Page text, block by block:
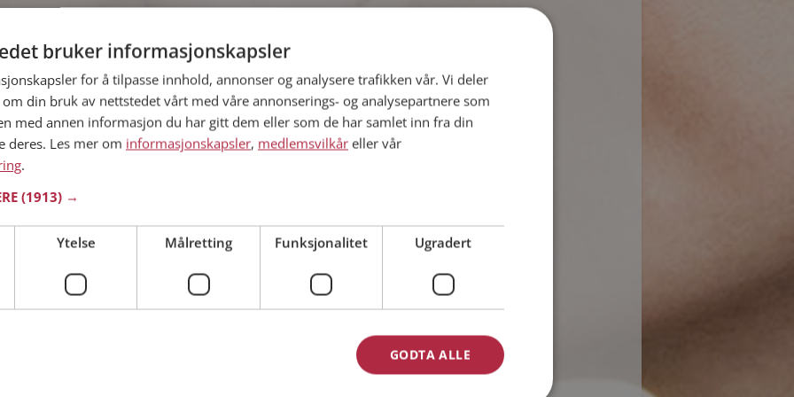
med? Som medlem på Møteplassen får
detaljer om de single.
år
du vise deg frem for Alexander og tusener av
Ta sjansen og se hvem som
bruker informasjonskapsler
for å tilpasse innhold, annonser og analysere trafikken vår. Vi deler
din bruk av nettstedet vårt med våre annonserings- og analysepartnere som
med annen informasjon du har gitt dem eller som de har samlet inn fra din
deres. Les mer om informasjonskapsler, medlemsvilkår eller vår
.
(1913) →
Ytelse Målretting Funksjonalitet Ugradert
GODTA ALLE